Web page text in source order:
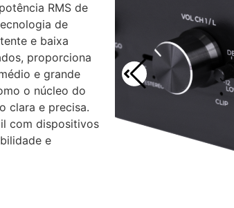
RMS de
de
e baixa
proporciona
e grande
o núcleo do
clara e precisa.
com dispositivos
e